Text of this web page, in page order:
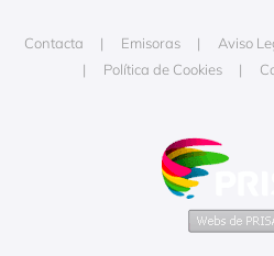
Contacta Emisoras Aviso
Política de Cookies